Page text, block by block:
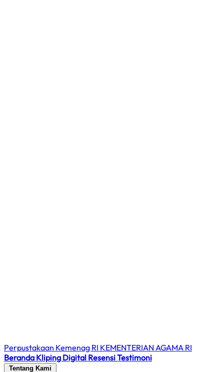
Perpustakaan Kemenag RI KEMENTERIAN AGAMA RI
Beranda Kliping Digital ResensiTestimoni
Tentang Kami